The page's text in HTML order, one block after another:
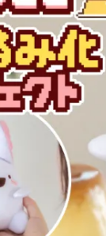
域活性化